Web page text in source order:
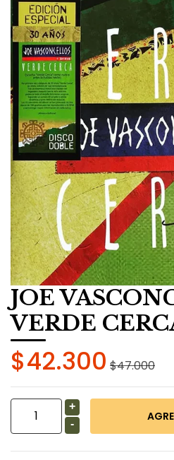
JOE
VERDE
$42.300 $47.000
+
-